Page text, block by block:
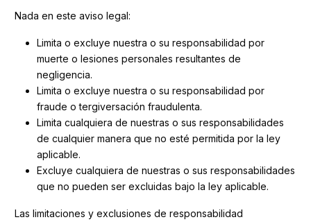
Nada en este aviso legal:
Limita o excluye nuestra o su responsabilidad por
muerte o lesiones personales resultantes de
negligencia.
Limita o excluye nuestra o su responsabilidad por
fraude o tergiversación fraudulenta.
Limita cualquiera de nuestras o sus responsabilidades
de cualquier manera que no esté permitida por la ley
aplicable.
Excluye cualquiera de nuestras o sus responsabilidades
que no pueden ser excluidas bajo la ley aplicable.
Las limitaciones y exclusiones de responsabilidad